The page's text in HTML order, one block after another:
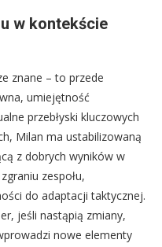
w kontekście
znane – to przede
umiejętność
przebłyski kluczowych
Milan ma ustabilizowaną
z dobrych wyników w
zespołu,
do adaptacji taktycznej.
jeśli nastąpią zmiany,
nowe elementy